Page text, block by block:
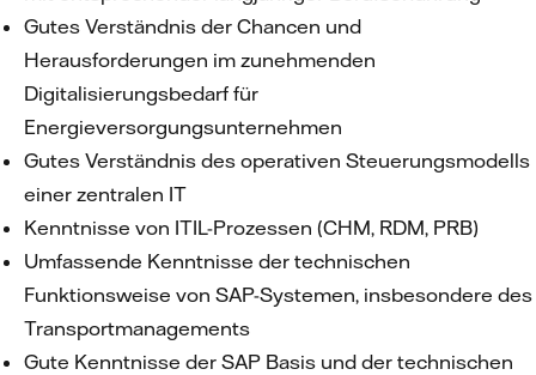
Gutes Verständnis der Chancen und
Herausforderungen im zunehmenden
Digitalisierungsbedarf für
Energieversorgungsunternehmen
Gutes Verständnis des operativen Steuerungsmodells
einer zentralen IT
Kenntnisse von ITIL-Prozessen (CHM, RDM, PRB)
Umfassende Kenntnisse der technischen
Funktionsweise von SAP-Systemen, insbesondere des
Transportmanagements
Gute Kenntnisse der SAP Basis und der technischen